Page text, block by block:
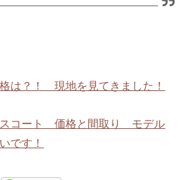
は？！ 現地を見てきました！
スコート 価格と間取り モデル
です！